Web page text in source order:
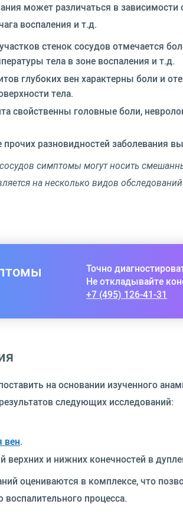
может различаться в
воспаления и т.д.
стенок сосудов отмечается
тела в зоне воспаления и т.д.
глубоких вен характерны боли и
тела.
свойственны головные боли,
разновидностей заболевания
симптомы могут носить
на несколько видов
Точно
Не откладывайте
+7 (495) 126-41-31
на основании изученного
следующих исследований:
вен.
верхних и нижних конечностей в
оцениваются в комплексе, что
процесса.